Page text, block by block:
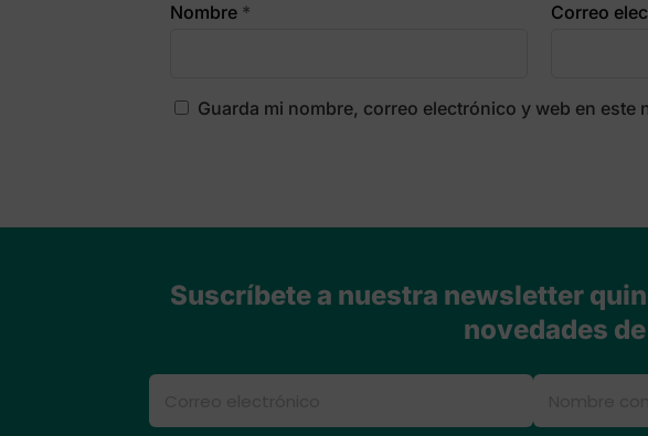
Nombre * Correo
Guarda mi nombre, correo electrónico y web en
Suscríbete a nuestra newsletter
novedades